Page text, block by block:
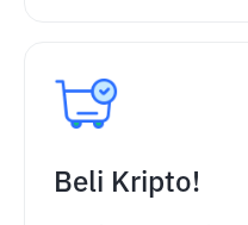
Beli Kripto!